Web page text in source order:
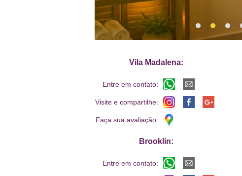
Vila Madalena:
Entre em contato:
Visite e compartilhe:
Faça sua avaliação:
Brooklin:
Entre em contato: